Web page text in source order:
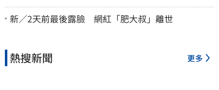
原地「傷心不已」
新／2天前最後露臉 網紅「肥大叔」離世
熱搜新聞 更多